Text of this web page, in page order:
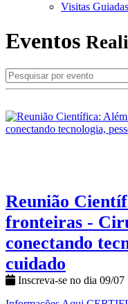
Visitas Guiadas
Eventos
Reunião
fronteiras -
conectando
cuidado
Inscreva-se no dia 09/07